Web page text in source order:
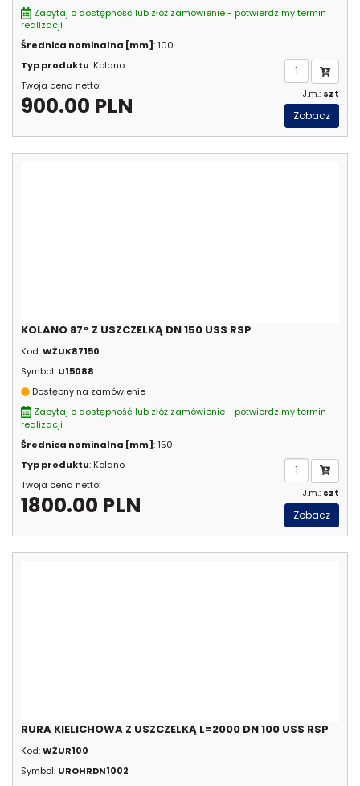
Zapytaj o dostępność lub złóż zamówienie - potwierdzimy termin
realizacji
Średnica nominalna [mm]: 100
Typ produktu: Kolano
Twoja cena netto:
900.00 PLN J.m.: szt
Zobacz
KOLANO 87° Z USZCZELKĄ DN 150 USS RSP
Kod:WŻUK87150
Symbol: U15088
Dostępny na zamówienie
Zapytaj o dostępność lub złóż zamówienie - potwierdzimy termin
realizacji
Średnica nominalna [mm]: 150
Typ produktu: Kolano
Twoja cena netto:
1800.00 PLN J.m.: szt
Zobacz
RURA KIELICHOWA Z USZCZELKĄ L=2000 DN 100 USS RSP
Kod:WŻUR100
Symbol: UROHRDN1002